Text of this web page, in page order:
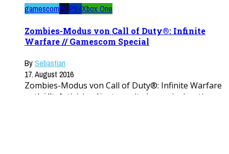
gamescomPCPS4Xbox One
Zombies-Modus von Call of Duty®: Infinite
Warfare // Gamescom Special
BySebastian
17. August 2016
Zombies-Modus von Call of Duty®: Infinite Warfare
enthüllt; Activision lässt es mit einem einzigartigen